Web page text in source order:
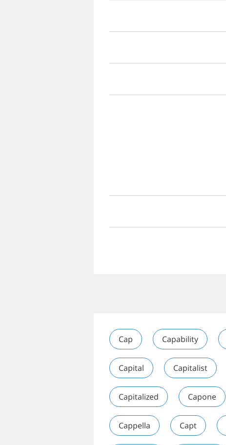
Cap Capability
Capital Capitalist
Capitalized Capone
Cappella Capt